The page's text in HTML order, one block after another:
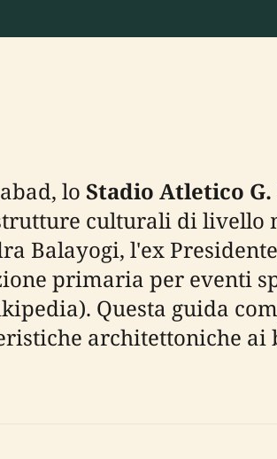
lo Stadio Atletico G.
culturali di livello
Balayogi, l'ex
primaria per eventi
Questa guida
architettoniche